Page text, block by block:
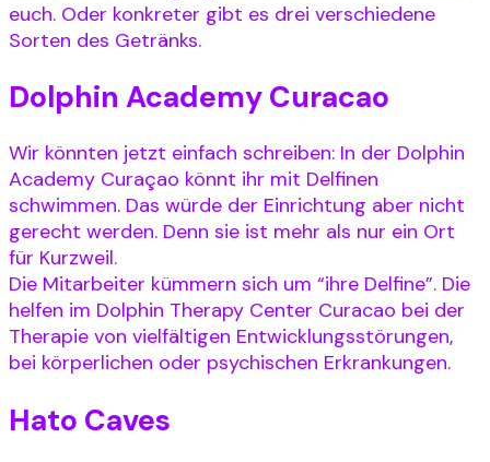
euch. Oder konkreter gibt es drei verschiedene
Sorten des Getränks.
Dolphin Academy Curacao
Wir könnten jetzt einfach schreiben: In der Dolphin
Academy Curaçao könnt ihr mit Delfinen
schwimmen. Das würde der Einrichtung aber nicht
gerecht werden. Denn sie ist mehr als nur ein Ort
für Kurzweil.
Die Mitarbeiter kümmern sich um “ihre Delfine”. Die
helfen im Dolphin Therapy Center Curacao bei der
Therapie von vielfältigen Entwicklungsstörungen,
bei körperlichen oder psychischen Erkrankungen.
Hato Caves